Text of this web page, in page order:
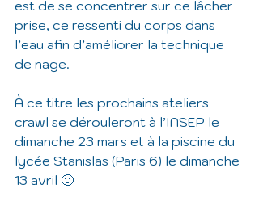
est de se concentrer sur ce lâcher
prise, ce ressenti du corps dans
l’eau afin d’améliorer la technique
de nage.
À ce titre les prochains ateliers
crawl se dérouleront à l’INSEP le
dimanche 23 mars et à la piscine du
lycée Stanislas (Paris 6) le dimanche
13 avril 🙂